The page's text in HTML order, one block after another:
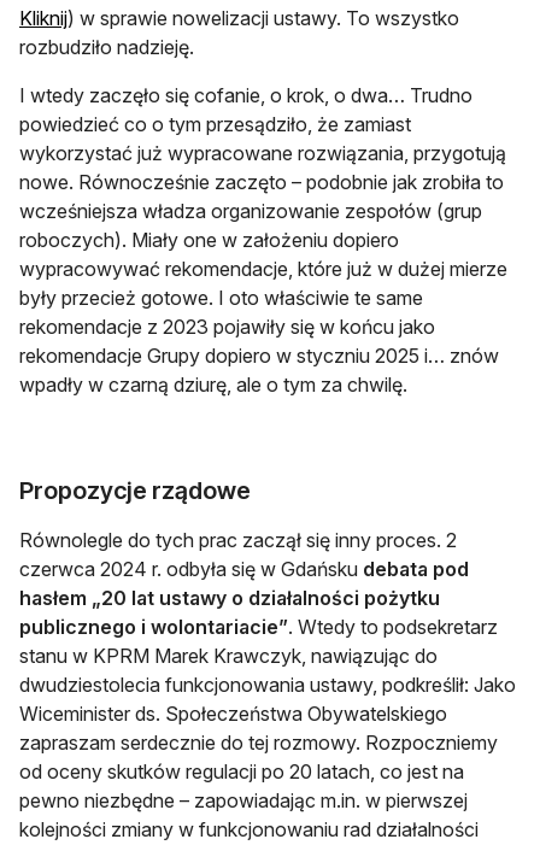
Kliknij) w sprawie nowelizacji ustawy. To wszystko
rozbudziło nadzieję.
I wtedy zaczęło się cofanie, o krok, o dwa… Trudno
powiedzieć co o tym przesądziło, że zamiast
wykorzystać już wypracowane rozwiązania, przygotują
nowe. Równocześnie zaczęto – podobnie jak zrobiła to
wcześniejsza władza organizowanie zespołów (grup
roboczych). Miały one w założeniu dopiero
wypracowywać rekomendacje, które już w dużej mierze
były przecież gotowe. I oto właściwie te same
rekomendacje z 2023 pojawiły się w końcu jako
rekomendacje Grupy dopiero w styczniu 2025 i… znów
wpadły w czarną dziurę, ale o tym za chwilę.
Propozycje rządowe
Równolegle do tych prac zaczął się inny proces. 2
czerwca 2024 r. odbyła się w Gdańsku debata pod
hasłem „20 lat ustawy o działalności pożytku
publicznego i wolontariacie”. Wtedy to podsekretarz
stanu w KPRM Marek Krawczyk, nawiązując do
dwudziestolecia funkcjonowania ustawy, podkreślił: Jako
Wiceminister ds. Społeczeństwa Obywatelskiego
zapraszam serdecznie do tej rozmowy. Rozpoczniemy
od oceny skutków regulacji po 20 latach, co jest na
pewno niezbędne – zapowiadając m.in. w pierwszej
kolejności zmiany w funkcjonowaniu rad działalności